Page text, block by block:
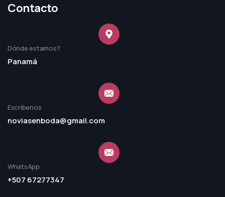
Contacto
Dónde estamos?
Panamá
Escríbenos
noviasenboda@gmail.com
WhatsApp
+507 67277347